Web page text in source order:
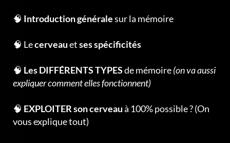
🧠 Introduction généralesur la mémoire
🧠 Lecerveauetses spécificités
🧠 Les DIFFÉRENTS TYPESde mémoire(on va aussi
expliquer comment elles fonctionnent)
🧠 EXPLOITER son cerveauà 100% possible ? (On
vous explique tout)